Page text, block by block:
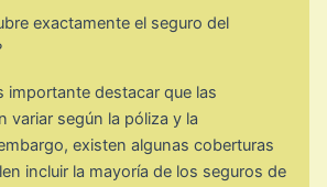
exactamente el seguro del
importante destacar que las
variar según la póliza y la
existen algunas coberturas
incluir la mayoría de los seguros de